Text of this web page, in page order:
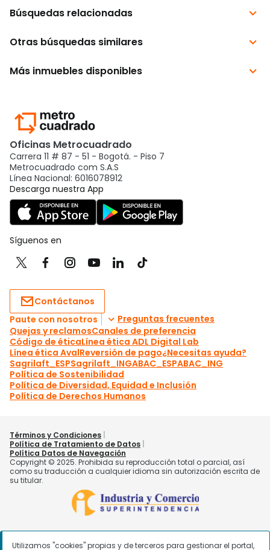
Utilizamos "cookies" propias y de terceros para gestionar el portal,